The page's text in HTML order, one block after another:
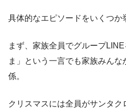
具体的なエピソードをいくつ
まず、家族全員でグループ
ま」という一言でも家族みんな
係。
クリスマスには全員がサンタ